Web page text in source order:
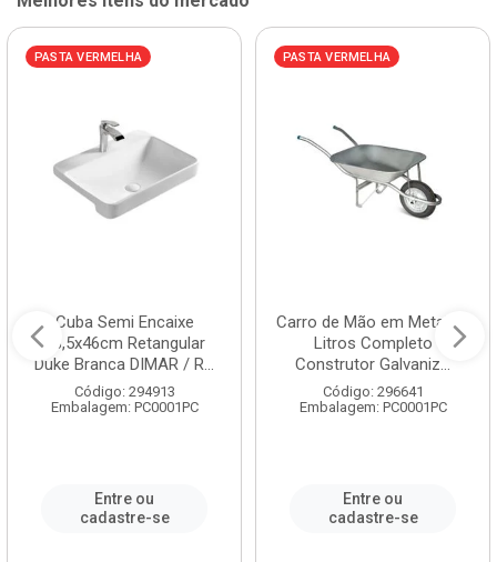
PASTA VERMELHA
Cuba Semi Encaixe
58,5x46cm Retangular
Duke Branca DIMAR / R...
Código: 294913
Embalagem: PC0001PC
Entre ou
cadastre-se
PASTA VERMELHA
Carro de Mão em Metal 60
Litros Completo
Construtor Galvaniz...
Código: 296641
Embalagem: PC0001PC
Entre ou
cadastre-se